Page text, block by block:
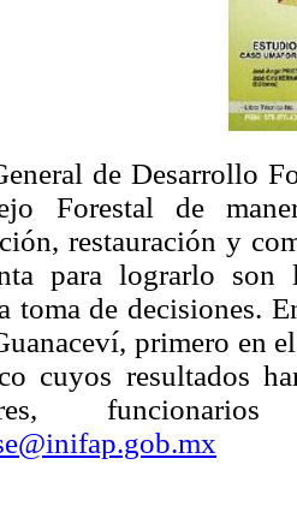
de Desarrollo
Forestal de
restauración y
para lograrlo son
toma de decisiones.
primero en
cuyos resultados